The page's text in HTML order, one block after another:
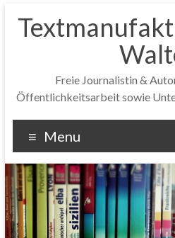
Freie Journalistin &
Öffentlichkeitsarbeit sowie
Menu